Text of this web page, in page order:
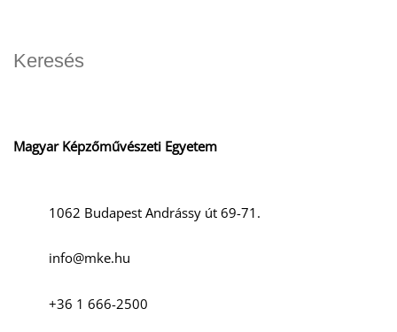
Magyar Képzőművészeti Egyetem
1062 Budapest Andrássy út 69-71.
info@mke.hu
+36 1 666-2500